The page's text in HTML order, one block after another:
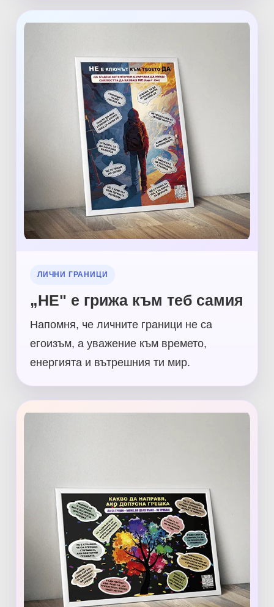
ЛИЧНИ ГРАНИЦИ
„НЕ" е грижа към теб самия
Напомня, че личните граници не са
егоизъм, а уважение към времето,
енергията и вътрешния ти мир.